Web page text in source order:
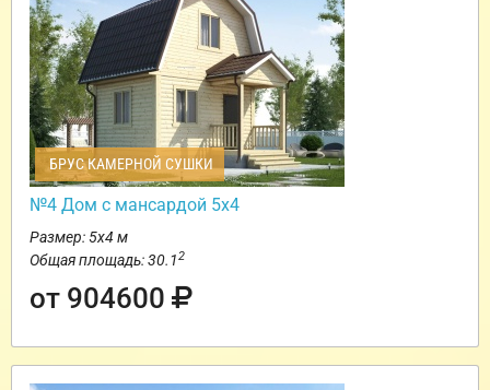
БРУС КАМЕРНОЙ СУШКИ
№4 Дом с мансардой 5х4
Размер: 5х4 м
Общая площадь: 30.12
от 904600